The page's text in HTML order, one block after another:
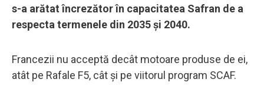
s-a arătat încrezător în capacitatea Safran de a
respecta termenele din 2035 și 2040.
Francezii nu acceptă decât motoare produse de ei,
atât pe Rafale F5, cât și pe viitorul program SCAF.